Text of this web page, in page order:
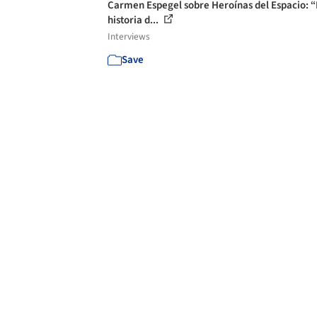
Carmen Espegel sobre Heroínas del Espacio:
historia d...
Interviews
Save